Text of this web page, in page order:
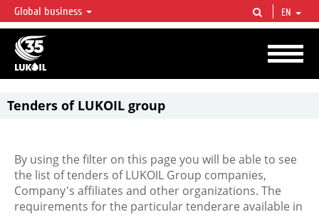
LUKOIL OVERVIEW
LUKOIL is one of the largest oil & gas vertical integrated companies in the world
accounting for over 2% of crude production and circa 1% of proved hydrocarbon
reserves globally.
Global business EN
Tenders of LUKOIL group
By using the filter on this page you will be able to see
the list of tenders of LUKOIL Group companies,
Company's affiliates and other organizations. The
requirements for the particular tenderare available in